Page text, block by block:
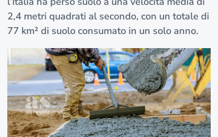
2,4 metri quadrati al secondo, con un totale di
77 km² di suolo consumato in un solo anno.